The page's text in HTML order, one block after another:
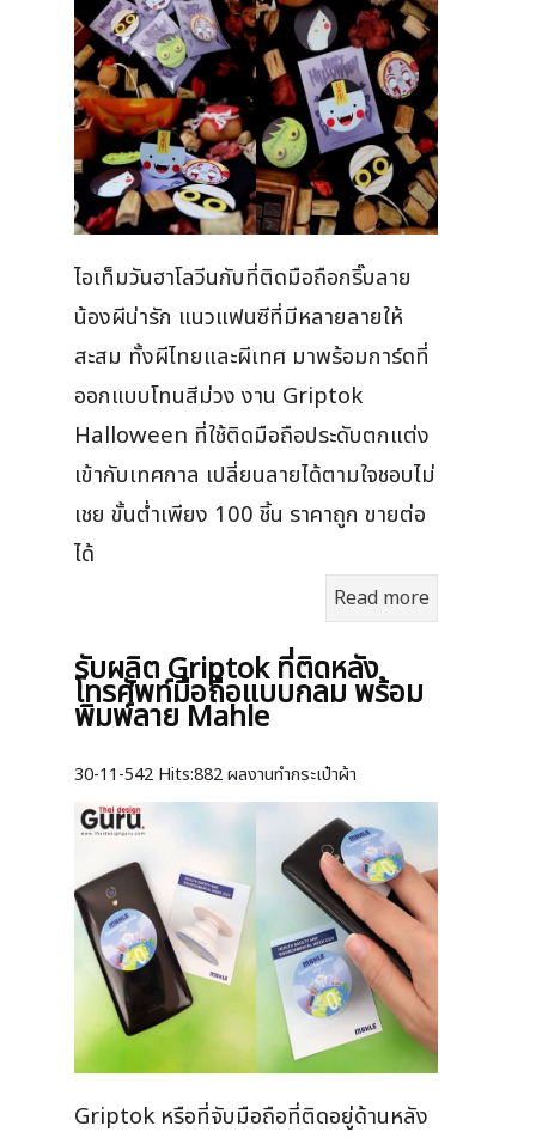
ไอเท็มวันฮาโลวีนกับที่ติดมือถือกริ๊บลาย
น้องผีน่ารัก แนวแฟนซีที่มีหลายลายให้
สะสม ทั้งผีไทยและผีเทศ มาพร้อมการ์ดที่
ออกแบบโทนสีม่วง งาน Griptok
Halloween ที่ใช้ติดมือถือประดับตกแต่ง
เข้ากับเทศกาล เปลี่ยนลายได้ตามใจชอบไม่
เชย ขั้นต่ำเพียง 100 ชิ้น ราคาถูก ขายต่อ
ได้
Read more
รับผลิต Griptok ที่ติดหลัง
โทรศัพท์มือถือแบบกลม พร้อม
พิมพ์ลาย Mahle
30-11-542 Hits:882 ผลงานทำกระเป๋าผ้า
Griptok หรือที่จับมือถือที่ติดอยู่ด้านหลัง